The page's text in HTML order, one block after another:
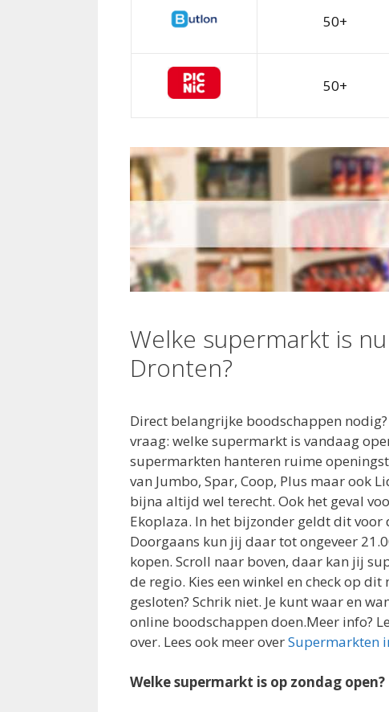
50+
50+
Welke supermarkt is
Dronten?
Direct belangrijke boodschappen
vraag: welke supermarkt is vandaag
supermarkten hanteren ruime
van Jumbo, Spar, Coop, Plus maar ook
bijna altijd wel terecht. Ook het geval
Ekoplaza. In het bijzonder geldt dit voor
Doorgaans kun jij daar tot ongeveer
kopen. Scroll naar boven, daar kan jij
de regio. Kies een winkel en check op dit
gesloten? Schrik niet. Je kunt waar en
online boodschappen doen.Meer info?
over. Lees ook meer overSupermarkten
Welke supermarkt is op zondag open?